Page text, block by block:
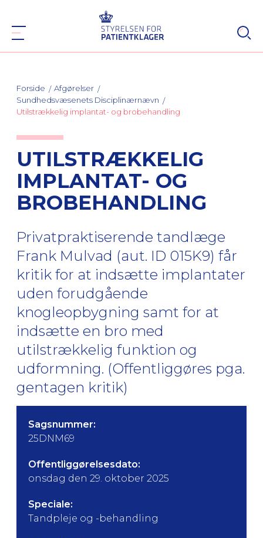
Forside
Afgørelser
Sundhedsvæsenets Disciplinærnævn
Utilstrækkelig implantat- og brobehandling
UTILSTRÆKKELIG
IMPLANTAT- OG
BROBEHANDLING
Privatpraktiserende tandlæge
Frank Mulvad (aut. ID 015K9) får
kritik for at indsætte implantater
uden forudgående
knogleopbygning samt for at
indsætte en bro med
utilstrækkelig funktion og
udformning. (Offentliggøres pga.
gentagen kritik)
Sagsnummer:
25DNM69
Offentliggørelsesdato:
onsdag den 29. oktober 2025
Speciale:
Tandpleje og -behandling